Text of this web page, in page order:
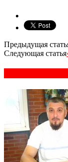
Предыдущая
Следующая статья